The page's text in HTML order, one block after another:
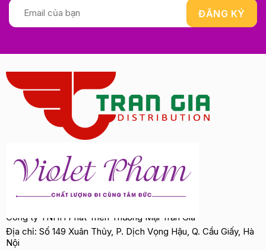
Công ty TNHH Phát Triển Thương Mại Trần Gia
Địa chỉ: Số 149 Xuân Thủy, P. Dịch Vọng Hậu, Q. Cầu Giấy, Hà
Nội